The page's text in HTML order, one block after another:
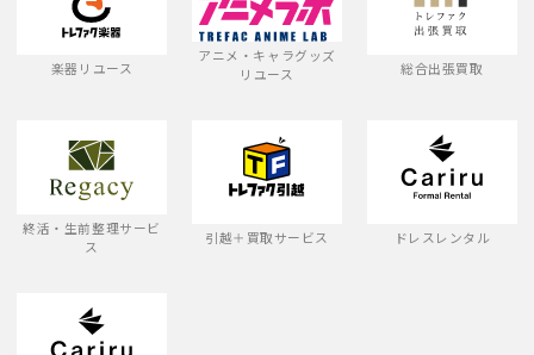
楽器リユース
アニメ・キャラグッズ
リユース
総合出張買取
終活・生前整理サービ
ス
引越＋買取サービス ドレスレンタル